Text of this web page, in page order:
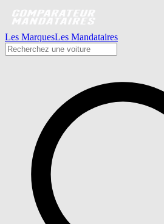
Les MarquesLes Mandataires